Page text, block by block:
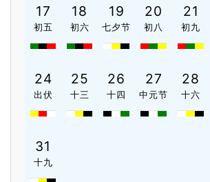
17
初五
18
初六
19
七夕节
20
初八
21
初九
24
出伏
25
十三
26
十四
27
中元节
28
十六
31
十九